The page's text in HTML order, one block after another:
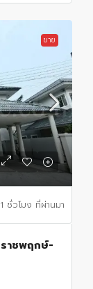
ขาย
ชั่วโมง ที่ผ่านมา
าชพฤกษ์-